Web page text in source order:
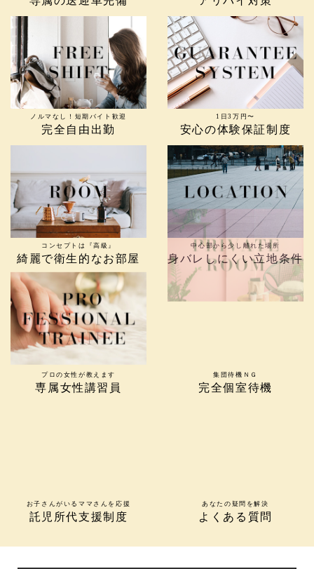
ノルマなし！短期バイト歓迎
完全自由出勤
1日3万円〜
安心の体験保証制度
コンセプトは『高級』
綺麗で衛生的なお部屋
中心部から少し離れた場所
身バレしにくい立地条件
プロの女性が教えます
専属女性講習員
集団待機ＮＧ
完全個室待機
お子さんがいるママさんを応援
託児所代支援制度
あなたの疑問を解決
よくある質問